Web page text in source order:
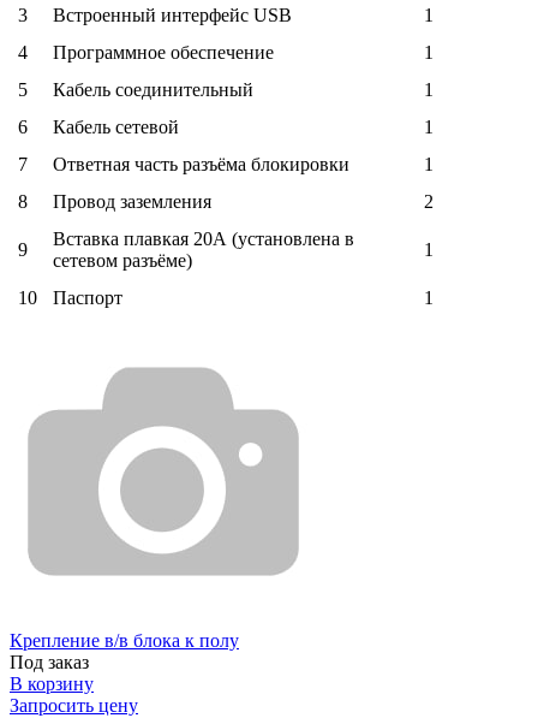
3
Встроенный интерфейс USB
1
4
Программное обеспечение
1
5
Кабель соединительный
1
6
Кабель сетевой
1
7
Ответная часть разъёма блокировки
1
8
Провод заземления 2
9
Вставка плавкая 20А (установлена в
сетевом разъёме)
1
10 Паспорт 1
Крепление в/в блока к полу
Под заказ
В корзину
Запросить цену